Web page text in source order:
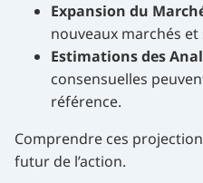
Expansion du
nouveaux marchés
Estimations des
consensuelles
référence.
Comprendre ces
futur de l’action.